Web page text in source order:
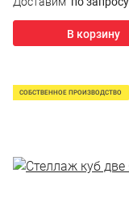
В корзину
СОБСТВЕННОЕ ПРОИЗВОДСТВО